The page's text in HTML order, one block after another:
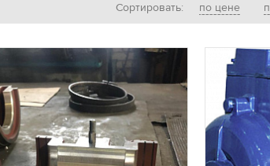
Сортировать: по цене